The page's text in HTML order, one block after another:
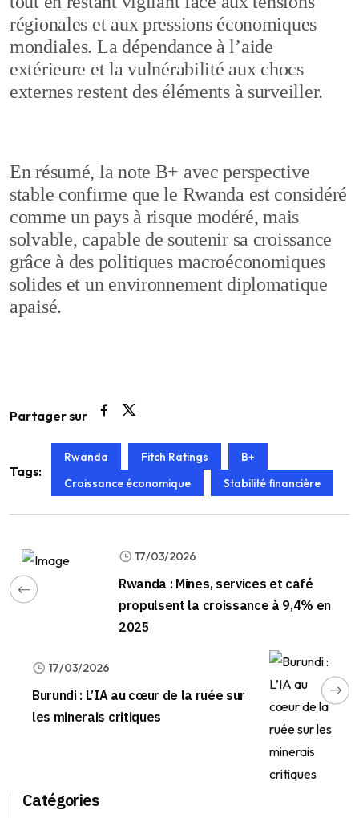
régionales et aux pressions économiques
mondiales. La dépendance à l’aide
extérieure et la vulnérabilité aux chocs
externes restent des éléments à surveiller.
En résumé, la note B+ avec perspective
stable confirme que le Rwanda est considéré
comme un pays à risque modéré, mais
solvable, capable de soutenir sa croissance
grâce à des politiques macroéconomiques
solides et un environnement diplomatique
apaisé.
Partager sur
Tags:
Rwanda Fitch Ratings
B+
Croissance économique
Stabilité financière
17/03/2026
Rwanda : Mines, services et café
propulsent la croissance à 9,4% en
2025
17/03/2026
Burundi : L’IA au cœur de la ruée sur
les minerais critiques
Catégories